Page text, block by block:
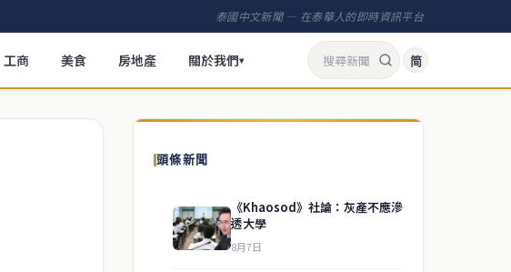
泰國中文新聞 — 在泰華人的即時資訊平台
工商 美食 房地產 關於我們▾ 简
頭條新聞
《Khaosod》社論：灰產不應滲
透大學
8月7日